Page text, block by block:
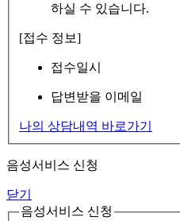
하실 수 있습니다.
[접수 정보]
접수일시
답변받을 이메일
나의 상담내역 바로가기
음성서비스 신청
닫기
음성서비스 신청